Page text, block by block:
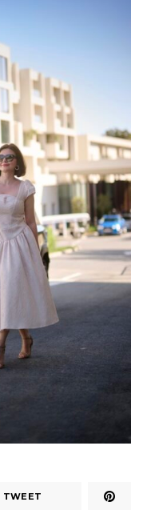
TWEET